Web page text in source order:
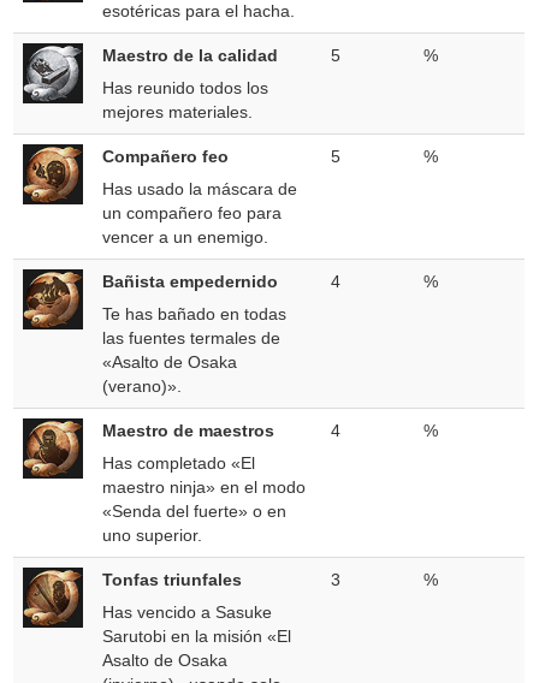
esotéricas para el hacha.
Maestro de la calidad
Has reunido todos los
mejores materiales.
5 %
Compañero feo
Has usado la máscara de
un compañero feo para
vencer a un enemigo.
5 %
Bañista empedernido
Te has bañado en todas
las fuentes termales de
«Asalto de Osaka
(verano)».
4 %
Maestro de maestros
Has completado «El
maestro ninja» en el modo
«Senda del fuerte» o en
uno superior.
4 %
Tonfas triunfales
Has vencido a Sasuke
Sarutobi en la misión «El
Asalto de Osaka
3 %